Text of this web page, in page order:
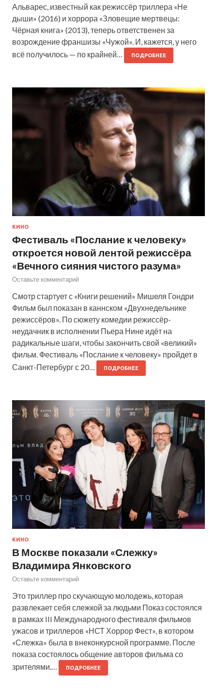
Альварес, известный как режиссёр триллера «Не
дыши» (2016) и хоррора «Зловещие мертвецы:
Чёрная книга» (2013), теперь ответственен за
возрождение франшизы «Чужой». И, кажется, у него
всё получилось — по крайней…
ПОДРОБНЕЕ
КИНО
Фестиваль «Послание к человеку»
откроется новой лентой режиссёра
«Вечного сияния чистого разума»
Оставьте комментарий
Смотр стартует с «Книги решений» Мишеля Гондри
Фильм был показан в каннском «Двухнедельнике
режиссёров». По сюжету комедии режиссёр-
неудачник в исполнении Пьера Нине идёт на
радикальные шаги, чтобы закончить свой «великий»
фильм. Фестиваль «Послание к человеку» пройдет в
Санкт-Петербург с 20…
ПОДРОБНЕЕ
КИНО
В Москве показали «Слежку»
Владимира Янковского
Оставьте комментарий
Это триллер про скучающую молодежь, которая
развлекает себя слежкой за людьми Показ состоялся
в рамках III Международного фестиваля фильмов
ужасов и триллеров «НСТ Хоррор Фест», в котором
«Слежка» была в внеконкурсной программе. После
показа состоялось общение авторов фильма со
зрителями.…
ПОДРОБНЕЕ